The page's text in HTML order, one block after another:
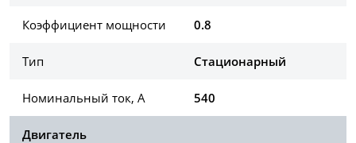
Коэффициент мощности 0.8
Тип Стационарный
Номинальный ток, А 540
Двигатель